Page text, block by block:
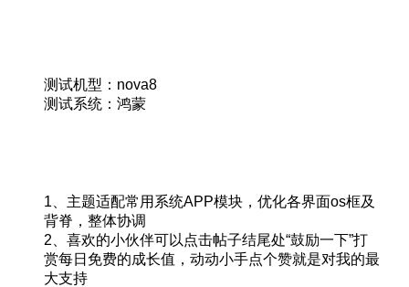
测试机型：nova8
测试系统：鸿蒙
1、主题适配常用系统APP模块，优化各界面os框及
背脊，整体协调
2、喜欢的小伙伴可以点击帖子结尾处“鼓励一下”打
赏每日免费的成长值，动动小手点个赞就是对我的最
大支持